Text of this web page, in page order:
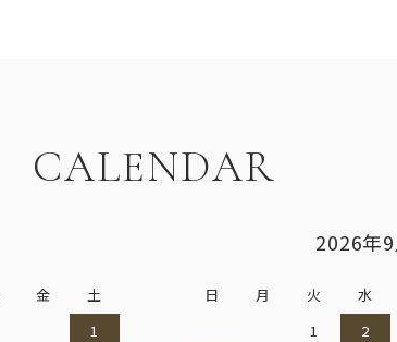
CALENDAR
金
土
1
2026年
日 月 火
水
1
2